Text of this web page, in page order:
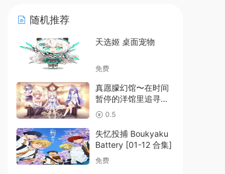
随机推荐
天选姬 桌面宠物
免费
真愿朦幻馆〜在时间
暂停的洋馆里追寻明
天的羔羊们〜
0.5
失忆投捕 Boukyaku
Battery [01-12 合集]
免费